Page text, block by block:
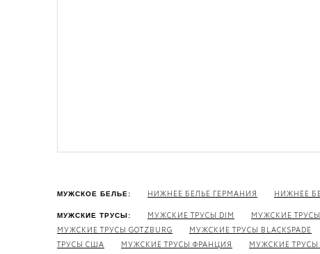
МУЖСКОЕ БЕЛЬЕ: НИЖНЕЕ БЕЛЬЕ ГЕРМАНИЯ НИЖНЕЕ
МУЖСКИЕ ТРУСЫ: МУЖСКИЕ ТРУСЫ DIM МУЖСКИЕ ТРУСЫ
МУЖСКИЕ ТРУСЫ GOTZBURG
МУЖСКИЕ ТРУСЫ BLACKSPADE
ТРУСЫ США
МУЖСКИЕ ТРУСЫ ФРАНЦИЯ МУЖСКИЕ ТРУСЫ